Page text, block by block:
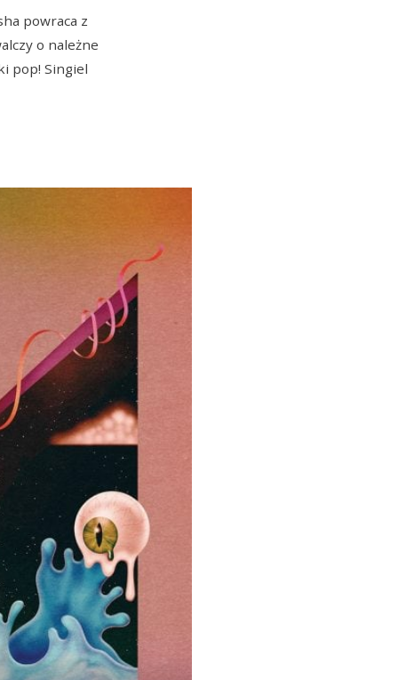
powraca z
o należne
pop! Singiel